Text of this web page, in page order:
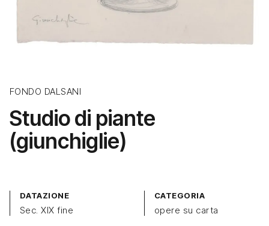
FONDO DALSANI
Studio di piante
(giunchiglie)
DATAZIONE
Sec. XIX fine
CATEGORIA
opere su carta